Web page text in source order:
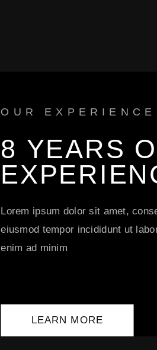
OUR EXPERIENCE
8 YEARS
Lorem ipsum dolor sit amet,
eiusmod tempor incididunt ut
enim ad minim
LEARN MORE